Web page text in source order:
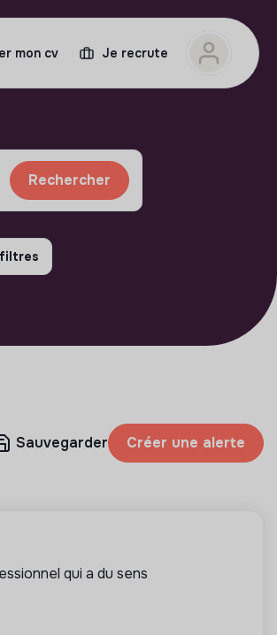
mon cv Je recrute
Rechercher
Sauvegarder Créer une alerte
qui a du sens